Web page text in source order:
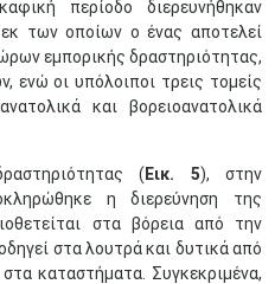
περίοδο διερευνήθηκαν
των οποίων ο ένας αποτελεί
εμπορικής δραστηριότητας,
οι υπόλοιποι τρεις τομείς
και βορειοανατολικά
( Εικ. 5), στην
η διερεύνηση της
στα βόρεια από την
στα λουτρά και δυτικά από
καταστήματα. Συγκεκριμένα,